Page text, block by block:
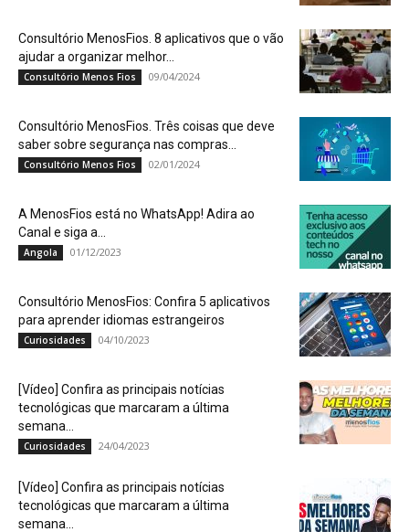
Consultório MenosFios. 8 aplicativos que o vão
ajudar a organizar melhor...
Consultório Menos Fios 09/04/2024
Consultório MenosFios. Três coisas que deve
saber sobre segurança nas compras...
Consultório Menos Fios 02/01/2024
A MenosFios está no WhatsApp! Adira ao
Canal e siga a...
Angola 01/12/2023
Consultório MenosFios: Confira 5 aplicativos
para aprender idiomas estrangeiros
Curiosidades 04/10/2023
[Vídeo] Confira as principais notícias
tecnológicas que marcaram a última
semana...
Curiosidades 24/04/2023
[Vídeo] Confira as principais notícias
tecnológicas que marcaram a última
semana...